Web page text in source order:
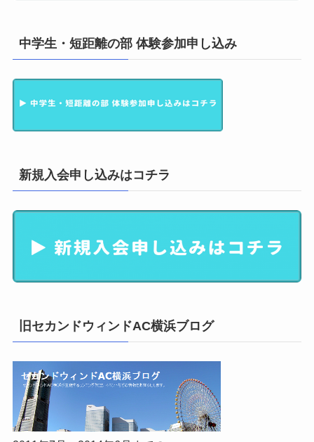
中学生・短距離の部 体験参加申し込み
新規入会申し込みはコチラ
旧セカンドウィンドAC横浜ブログ